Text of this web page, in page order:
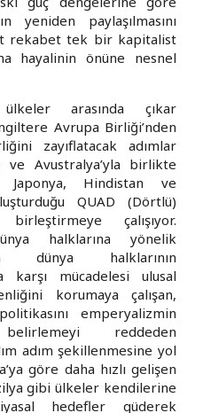
yeniden paylaşılmasını
rekabet tek bir kapitalist
hayalinin önüne nesnel
arasında çıkar
Avrupa Birliği’nden
zayıflatacak adımlar
ve Avustralya’yla birlikte
Japonya, Hindistan ve
QUAD (Dörtlü)
çalışıyor.
halklarına yönelik
dünya halklarının
karşı mücadelesi ulusal
korumaya çalışan,
emperyalizmin
reddeden
adım şekillenmesine yol
göre daha hızlı gelişen
gibi ülkeler kendilerine
hedefler güderek